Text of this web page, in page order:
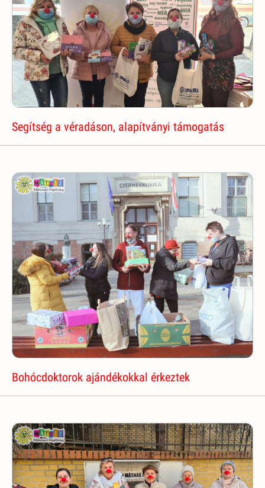
Segítség a véradáson, alapítványi támogatás
Bohócdoktorok ajándékokkal érkeztek